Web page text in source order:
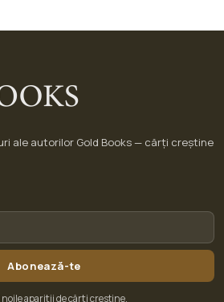
ale autorilor Gold Books — cărți creștine
Abonează-te
apariții de cărți creștine.